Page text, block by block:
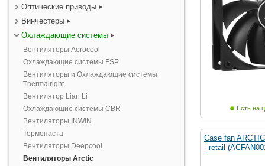
Оптические приводы
Винчестеры
Охлаждающие системы
Вентиляторы Aerocool
Охлаждающие системы FSP
Вентиляторы и Охлаждающие системы
Thermalright
Вентилятор Lian Li
Охлаждающие системы CBR
Вентиляторы INWIN
Термопаста
Вентиляторы Deepcool
Вентиляторы Arctic
Есть на
Case fan
- retail